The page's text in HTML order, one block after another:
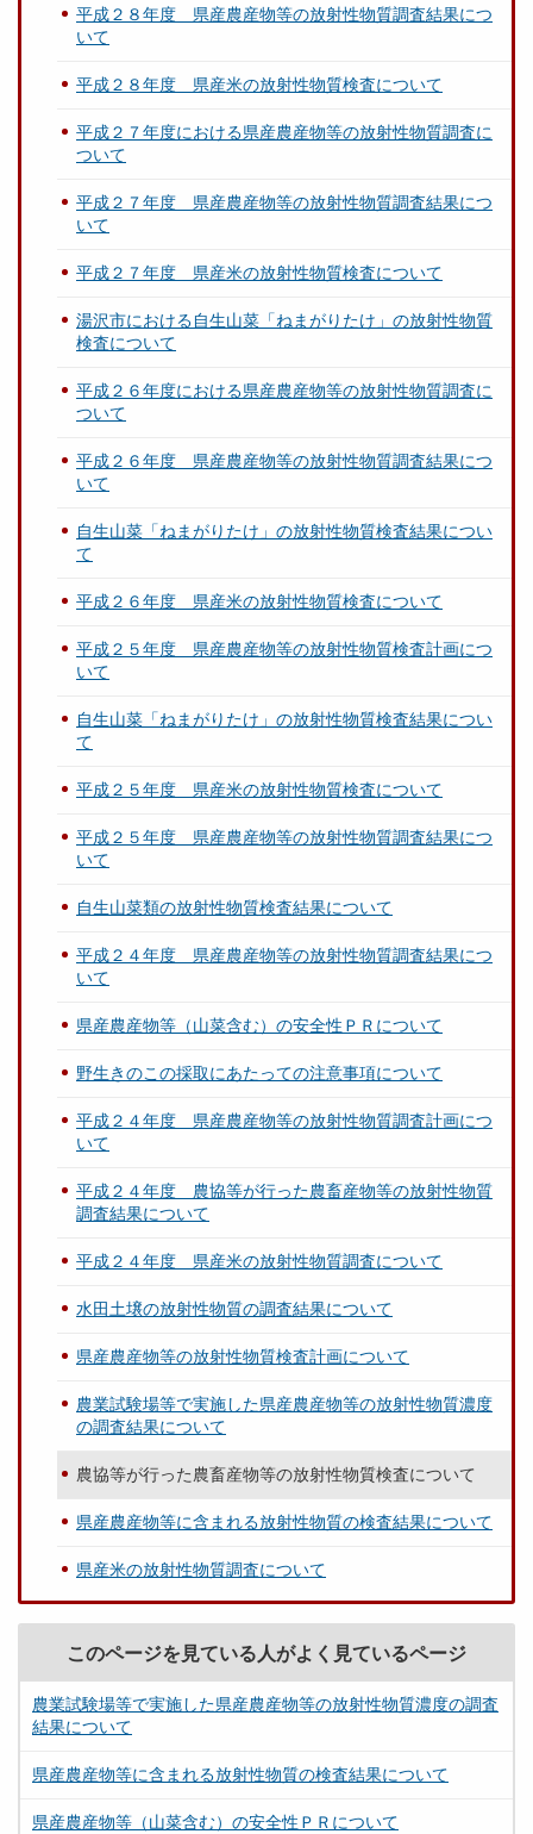
平成２８年度 県産農産物等の放射性物質調査結果につ
いて
平成２８年度 県産米の放射性物質検査について
平成２７年度における県産農産物等の放射性物質調査に
ついて
平成２７年度 県産農産物等の放射性物質調査結果につ
いて
平成２７年度 県産米の放射性物質検査について
湯沢市における自生山菜「ねまがりたけ」の放射性物質
検査について
平成２６年度における県産農産物等の放射性物質調査に
ついて
平成２６年度 県産農産物等の放射性物質調査結果につ
いて
自生山菜「ねまがりたけ」の放射性物質検査結果につい
て
平成２６年度 県産米の放射性物質検査について
平成２５年度 県産農産物等の放射性物質検査計画につ
いて
自生山菜「ねまがりたけ」の放射性物質検査結果につい
て
平成２５年度 県産米の放射性物質検査について
平成２５年度 県産農産物等の放射性物質調査結果につ
いて
自生山菜類の放射性物質検査結果について
平成２４年度 県産農産物等の放射性物質調査結果につ
いて
県産農産物等（山菜含む）の安全性ＰＲについて
野生きのこの採取にあたっての注意事項について
平成２４年度 県産農産物等の放射性物質調査計画につ
いて
平成２４年度 農協等が行った農畜産物等の放射性物質
調査結果について
平成２４年度 県産米の放射性物質調査について
水田土壌の放射性物質の調査結果について
県産農産物等の放射性物質検査計画について
農業試験場等で実施した県産農産物等の放射性物質濃度
の調査結果について
農協等が行った農畜産物等の放射性物質検査について
県産農産物等に含まれる放射性物質の検査結果について
県産米の放射性物質調査について
このページを見ている人がよく見ているページ
農業試験場等で実施した県産農産物等の放射性物質濃度の調査
結果について
県産農産物等に含まれる放射性物質の検査結果について
県産農産物等（山菜含む）の安全性ＰＲについて